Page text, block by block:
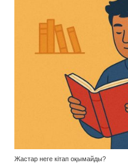
Жастар неге кітап оқымайды?